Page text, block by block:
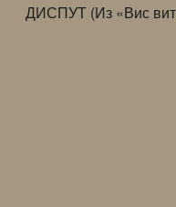
ДИСПУТ (Из «Вис